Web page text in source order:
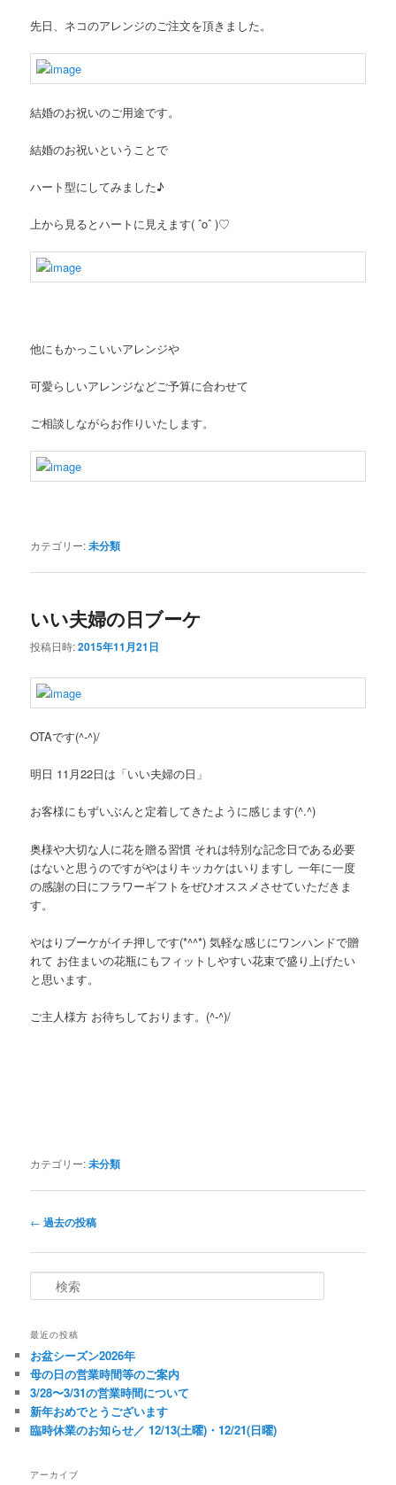
先日、ネコのアレンジのご注文を頂きました。
結婚のお祝いのご用途です。
結婚のお祝いということで
ハート型にしてみました♪
上から見るとハートに見えます( ˆoˆ )♡
他にもかっこいいアレンジや
可愛らしいアレンジなどご予算に合わせて
ご相談しながらお作りいたします。
カテゴリー:未分類
いい夫婦の日ブーケ
投稿日時:2015年11月21日
OTAです(^-^)/
明日 11月22日は「いい夫婦の日」
お客様にもずいぶんと定着してきたように感じます(^.^)
奥様や大切な人に花を贈る習慣 それは特別な記念日である必要
はないと思うのですがやはりキッカケはいりますし 一年に一度
の感謝の日にフラワーギフトをぜひオススメさせていただきま
す。
やはりブーケがイチ押しです(*^^*) 気軽な感じにワンハンドで贈
れて お住まいの花瓶にもフィットしやすい花束で盛り上げたい
と思います。
ご主人様方 お待ちしております。(^-^)/
カテゴリー:未分類
投
ナ
ビ
シ
ョ
ン
← 過去の投稿
索
最近の投稿
お盆シーズン2026年
母の日の営業時間等のご案内
3/28〜3/31の営業時間について
新年おめでとうございます
臨時休業のお知らせ／ 12/13(土曜)・12/21(日曜)
アーカイブ